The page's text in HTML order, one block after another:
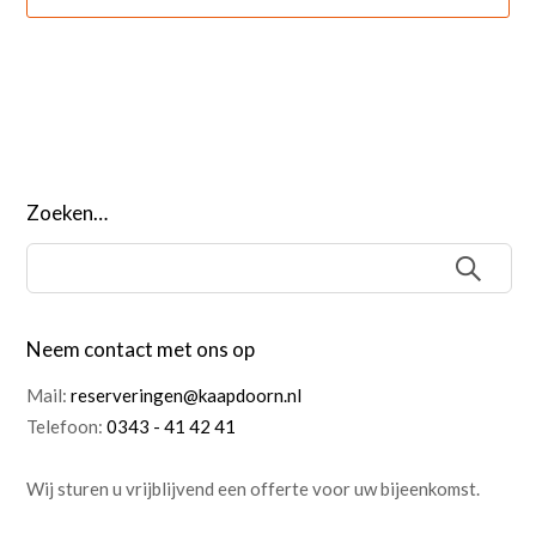
Zoeken…
Neem contact met ons op
Mail:reserveringen@kaapdoorn.nl
Telefoon:0343 - 41 42 41
Wij sturen u vrijblijvend een offerte voor uw bijeenkomst.